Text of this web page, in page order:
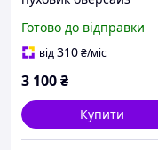
Готово до відправки
від310₴/міс
3 100₴
Купити